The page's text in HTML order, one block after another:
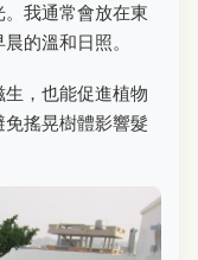
我通常會放在東
的溫和日照。
，也能促進植物
搖晃樹體影響髮